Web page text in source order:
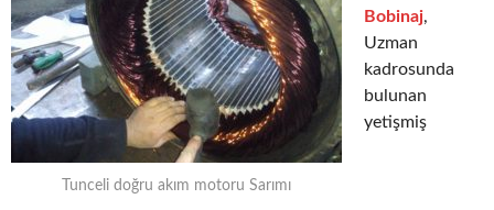
Tunceli doğru akım motoru Sarımı
Bobinaj,
Uzman
kadrosunda
bulunan
yetişmiş